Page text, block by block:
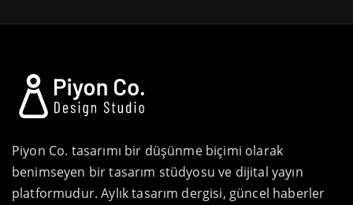
Piyon Co. tasarımı bir düşünme biçimi olarak
benimseyen bir tasarım stüdyosu ve dijital yayın
platformudur. Aylık tasarım dergisi, güncel haberler